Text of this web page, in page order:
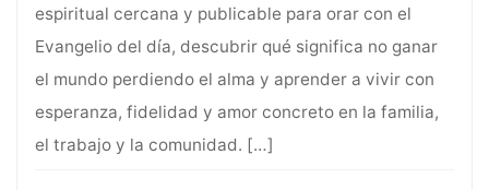
espiritual cercana y publicable para orar con el
Evangelio del día, descubrir qué significa no ganar
el mundo perdiendo el alma y aprender a vivir con
esperanza, fidelidad y amor concreto en la familia,
el trabajo y la comunidad. […]